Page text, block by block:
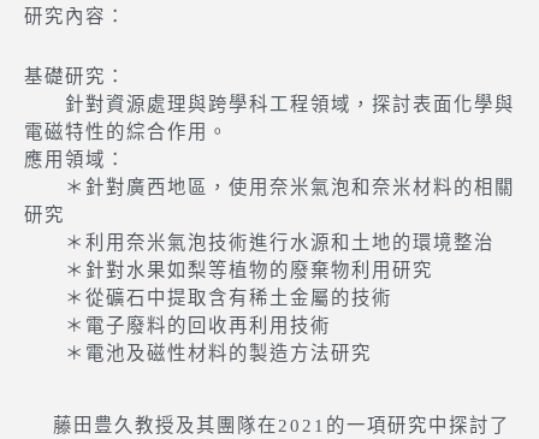
研究內容：
基礎研究：
針對資源處理與跨學科工程領域，探討表面化學與
電磁特性的綜合作用。
應用領域：
＊針對廣西地區，使用奈米氣泡和奈米材料的相關
研究
＊利用奈米氣泡技術進行水源和土地的環境整治
＊針對水果如梨等植物的廢棄物利用研究
＊從礦石中提取含有稀土金屬的技術
＊電子廢料的回收再利用技術
＊電池及磁性材料的製造方法研究
藤田豊久教授及其團隊在2021的一項研究中探討了